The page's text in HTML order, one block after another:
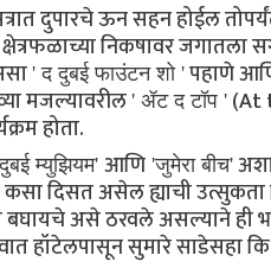
दुपारचे ऊन सहन होईल
निकषावर जगातला
' द दुबई फाउंटन शो ' पहाणे
मजल्यावरील' ॲट द टॉप ' (At
होता.
म्युझियम' आणि 'जुमेरा बीच'
दिसत असेल ह्याची उत्सुकता
बघायचे असे ठरवले असल्याने ही
हॉटेलपासून सुमारे साडेसहा